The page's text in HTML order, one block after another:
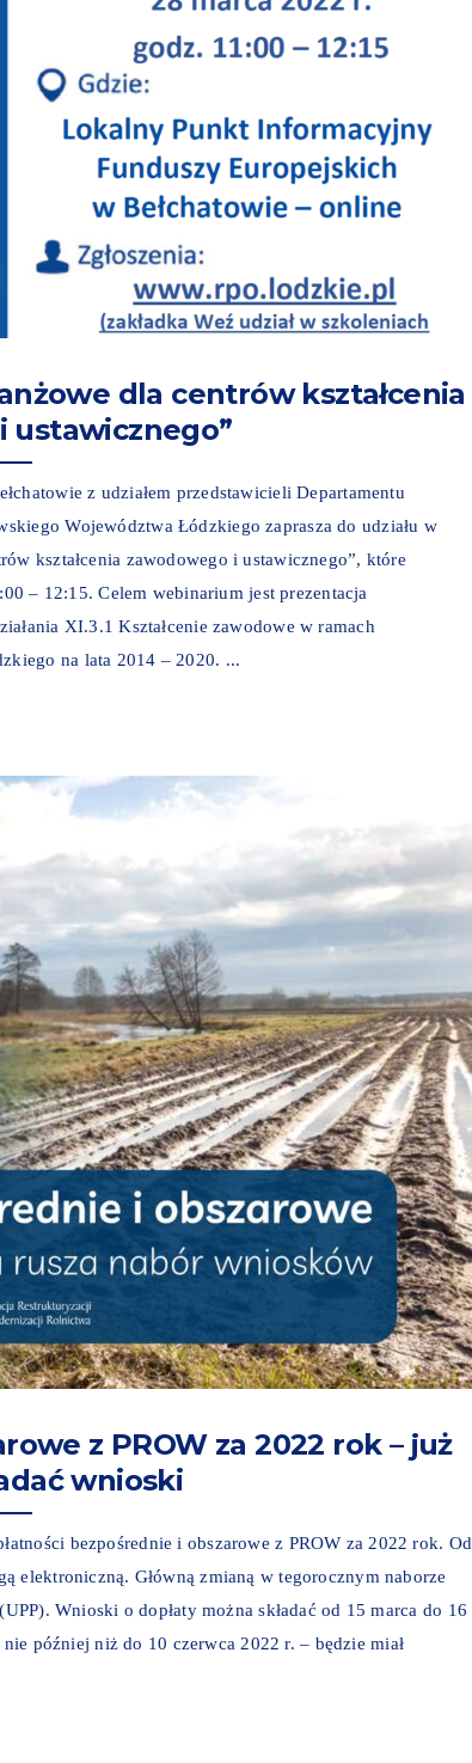
dla centrów kształcenia
ustawicznego”
z udziałem przedstawicieli Departamentu
Województwa Łódzkiego zaprasza do udziału w
kształcenia zawodowego i ustawicznego”, które
– 12:15. Celem webinarium jest prezentacja
XI.3.1 Kształcenie zawodowe w ramach
na lata 2014 – 2020. ...
z PROW za 2022 rok – już
wnioski
bezpośrednie i obszarowe z PROW za 2022 rok. Od
elektroniczną. Główną zmianą w tegorocznym naborze
Wnioski o dopłaty można składać od 15 marca do 16
później niż do 10 czerwca 2022 r. – będzie miał